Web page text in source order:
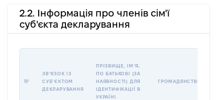
2.2. Інформація про членів сім'ї
суб'єкта декларування
№
ЗВʼЯЗОК ІЗ
СУБʼЄКТОМ
ДЕКЛАРУВАННЯ
ПРІЗВИЩЕ, ІМʼЯ,
ПО БАТЬКОВІ (ЗА
НАЯВНОСТІ) ДЛЯ
ІДЕНТИФІКАЦІЇ В
УКРАЇНІ
ГРОМАДЯНСТВО